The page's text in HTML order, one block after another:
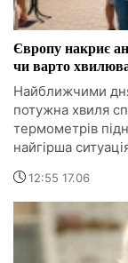
Європу накриє
чи варто
Найближчими
потужна хвиля
термометрів
найгірша
12:55 17.06